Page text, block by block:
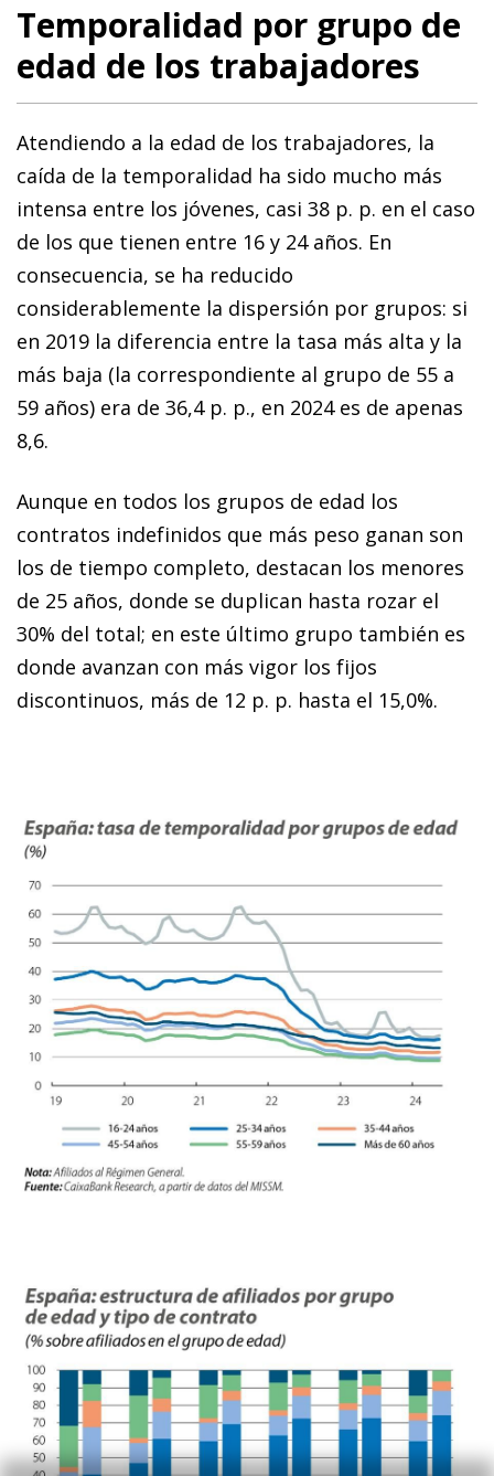
Temporalidad por grupo de
edad de los trabajadores
Atendiendo a la edad de los trabajadores, la
caída de la temporalidad ha sido mucho más
intensa entre los jóvenes, casi 38 p. p. en el caso
de los que tienen entre 16 y 24 años. En
consecuencia, se ha reducido
considerablemente la dispersión por grupos: si
en 2019 la diferencia entre la tasa más alta y la
más baja (la correspondiente al grupo de 55 a
59 años) era de 36,4 p. p., en 2024 es de apenas
8,6.
Aunque en todos los grupos de edad los
contratos indefinidos que más peso ganan son
los de tiempo completo, destacan los menores
de 25 años, donde se duplican hasta rozar el
30% del total; en este último grupo también es
donde avanzan con más vigor los fijos
discontinuos, más de 12 p. p. hasta el 15,0%.